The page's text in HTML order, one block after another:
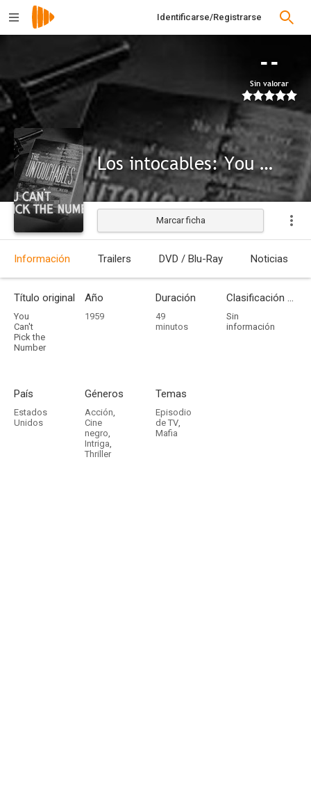
Identificarse/Registrarse
--
Sin valorar
Los intocables: You Can't Pick the Number
Marcar ficha
Información Trailers DVD / Blu-Ray Noticias
Título original
You
Can't
Pick the
Number
Año
1959
Duración
49
minutos
Clasificación por edades
Sin
información
País
Estados
Unidos
Géneros
Acción,
Cine
negro,
Intriga,
Thriller
Temas
Episodio
de TV,
Mafia